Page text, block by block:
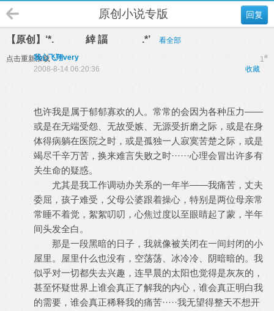
回复
原创小说专版
【原创】‘*. 緈 諨 .*’ 看全部
点击重新加载 1#
我心飞翔very
收藏
2008-8-14 06:20:36
也许我是属于郁郁寡欢的人。常常的会因为各种压力——
或是在无端受怨、无故受嫉、无源受折磨之际，或是在身
体得病躺在医院之时，或是孤独一人寂寞苦楚之际，或是
竭尽千辛万苦，换来难言失败之时······心理会冒出许多有
关生命的疑惑。
尤其是我工作调动办关系的一年半——我痛苦，丈夫
委屈，孩子难受，父母公婆跟着操心，特别是两位母亲常
常睡不着觉，絮絮叨叨，心焦过度以至眼睛起了蒙，半年
间头发全白。
那是一段黑暗的日子，我就像被关闭在一间封闭的小
屋里。屋里什么也没有，空荡荡、冰冷冷、阴暗暗的。我
似乎对一切都失去兴趣，连早晨的太阳也觉得是灰灰的，
甚至怀疑世界上谁会真正了解我的内心，谁会真正明白我
的需要，谁会真正稀释我的痛苦·····我无望得整天不想开